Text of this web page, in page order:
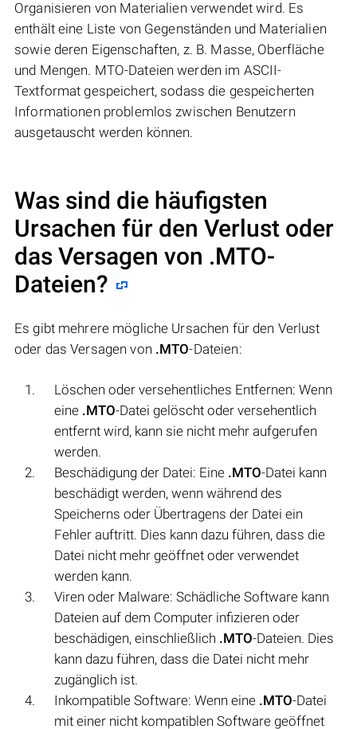
Organisieren von Materialien verwendet wird. Es
enthält eine Liste von Gegenständen und Materialien
sowie deren Eigenschaften, z. B. Masse, Oberfläche
und Mengen. MTO-Dateien werden im ASCII-
Textformat gespeichert, sodass die gespeicherten
Informationen problemlos zwischen Benutzern
ausgetauscht werden können.
Was sind die häufigsten
Ursachen für den Verlust oder
das Versagen von .MTO-
Dateien?
Es gibt mehrere mögliche Ursachen für den Verlust
oder das Versagen von .MTO-Dateien:
Löschen oder versehentliches Entfernen: Wenn
eine .MTO-Datei gelöscht oder versehentlich
entfernt wird, kann sie nicht mehr aufgerufen
werden.
Beschädigung der Datei: Eine .MTO-Datei kann
beschädigt werden, wenn während des
Speicherns oder Übertragens der Datei ein
Fehler auftritt. Dies kann dazu führen, dass die
Datei nicht mehr geöffnet oder verwendet
werden kann.
Viren oder Malware: Schädliche Software kann
Dateien auf dem Computer infizieren oder
beschädigen, einschließlich .MTO-Dateien. Dies
kann dazu führen, dass die Datei nicht mehr
zugänglich ist.
Inkompatible Software: Wenn eine .MTO-Datei
mit einer nicht kompatiblen Software geöffnet